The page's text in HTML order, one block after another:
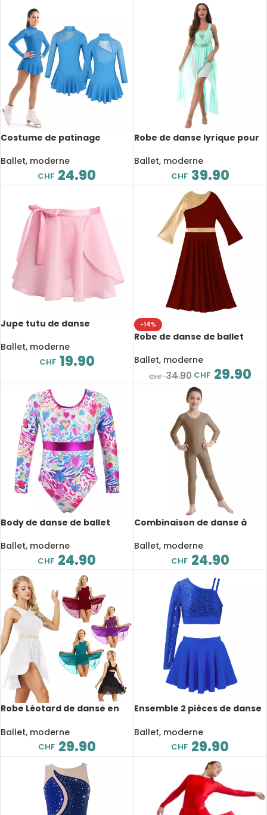
Costume de patinage
danse, pour enfant
Ballet, moderne
CHF 24.90
Robe de danse lyrique pour
paillettes, en mousseline de
Ballet, moderne
CHF 39.90
Jupe tutu de danse
mousseline de soie, avec
cravate à la taille, pour
spectacle
Ballet, moderne
CHF 19.90
-14%
Robe de danse de ballet
ample pleine longueur et
décontractée
Ballet, moderne
CHF34.90 CHF 29.90
Body de danse de ballet
manches longues
Ballet, moderne
CHF 24.90
Combinaison de danse à
enfant, justaucorps de
gymnastique, Zentai
Ballet, moderne
CHF 24.90
Robe Léotard de danse en
sans manches
Ballet, moderne
CHF 29.90
Ensemble 2 pièces de danse
asymétrique, haut court
avec jupe
Ballet, moderne
CHF 29.90